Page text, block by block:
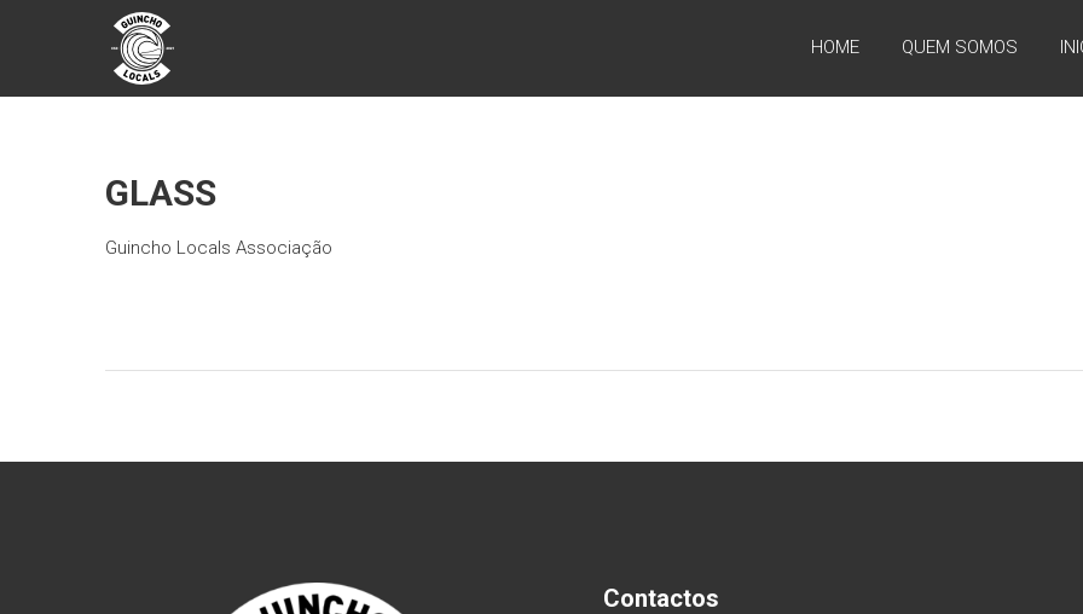
GUINCHO
LOCALS
HOME QUEM SOMOS
GLASS
Guincho Locals Associação
Contactos